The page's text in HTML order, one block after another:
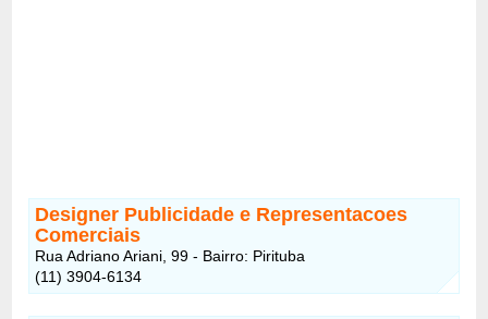
Designer Publicidade e Representacoes
Comerciais
Rua Adriano Ariani, 99 - Bairro: Pirituba
(11) 3904-6134